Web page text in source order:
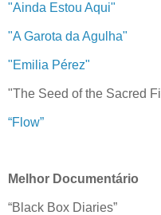
"Ainda Estou Aqui"
"A Garota da Agulha"
"Emilia Pérez"
"The Seed of the Sacred
“Flow”
Melhor Documentário
“Black Box Diaries”